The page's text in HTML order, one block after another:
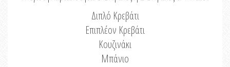
Διπλό Κρεβάτι
Επιπλέον Κρεβάτι
Κουζινάκι
Μπάνιο